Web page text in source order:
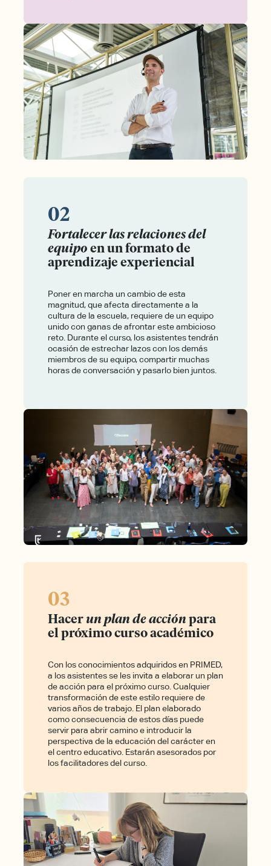
02
Fortalecer las relaciones del
equipoen un formato de
aprendizaje experiencial
Poner en marcha un cambio de esta
magnitud, que afecta directamente a la
cultura de la escuela, requiere de un equipo
unido con ganas de afrontar este ambicioso
reto. Durante el curso, los asistentes tendrán
ocasión de estrechar lazos con los demás
miembros de su equipo, compartir muchas
horas de conversación y pasarlo bien juntos.
03
Hacerun plan de acciónpara
el próximo curso académico
Con los conocimientos adquiridos en PRIMED,
a los asistentes se les invita a elaborar un plan
de acción para el próximo curso. Cualquier
transformación de este estilo requiere de
varios años de trabajo. El plan elaborado
como consecuencia de estos días puede
servir para abrir camino e introducir la
perspectiva de la educación del carácter en
el centro educativo. Estarán asesorados por
los facilitadores del curso.